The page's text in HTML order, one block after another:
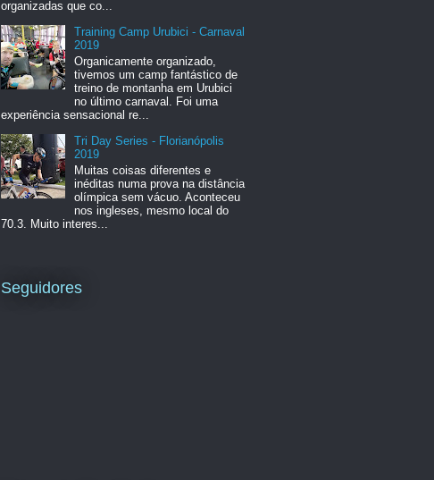
organizadas que co...
Training Camp Urubici - Carnaval
2019
Organicamente organizado,
tivemos um camp fantástico de
treino de montanha em Urubici
no último carnaval. Foi uma
experiência sensacional re...
Tri Day Series - Florianópolis
2019
Muitas coisas diferentes e
inéditas numa prova na distância
olímpica sem vácuo. Aconteceu
nos ingleses, mesmo local do
70.3. Muito interes...
Seguidores